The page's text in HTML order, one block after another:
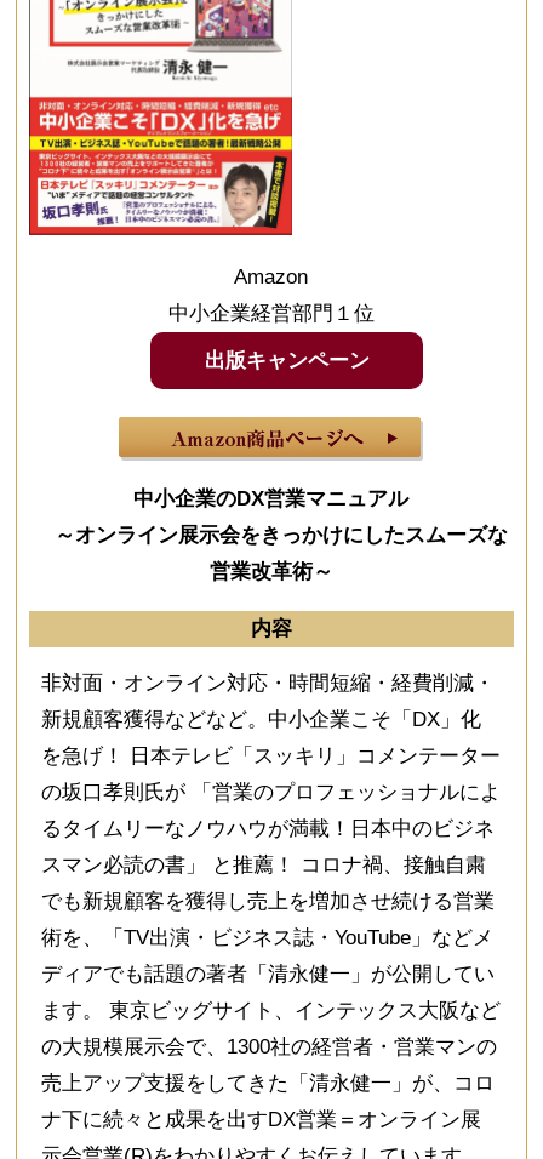
Amazon
中小企業経営部門１位
出版キャンペーン
中小企業のDX営業マニュアル
～オンライン展示会をきっかけにしたスムーズな
営業改革術～
内容
非対面・オンライン対応・時間短縮・経費削減・
新規顧客獲得などなど。中小企業こそ「DX」化
を急げ！ 日本テレビ「スッキリ」コメンテーター
の坂口孝則氏が 「営業のプロフェッショナルによ
るタイムリーなノウハウが満載！日本中のビジネ
スマン必読の書」 と推薦！ コロナ禍、接触自粛
でも新規顧客を獲得し売上を増加させ続ける営業
術を、「TV出演・ビジネス誌・YouTube」などメ
ディアでも話題の著者「清永健一」が公開してい
ます。 東京ビッグサイト、インテックス大阪など
の大規模展示会で、1300社の経営者・営業マンの
売上アップ支援をしてきた「清永健一」が、コロ
ナ下に続々と成果を出すDX営業＝オンライン展